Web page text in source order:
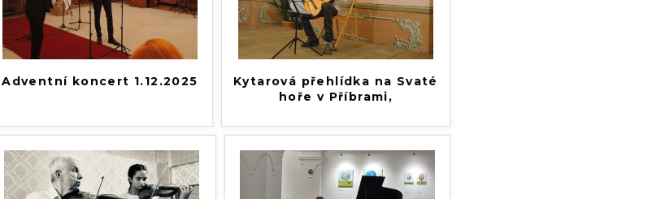
Adventní koncert 1.12.2025
Kytarová přehlídka na Svaté
hoře v Příbrami,